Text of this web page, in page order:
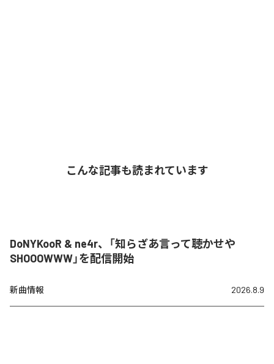
こんな記事も読まれています
DoNYKooR & ne4r、「知らざあ言って聴かせや
SHOOOWWW」を配信開始
新曲情報 2026.8.9